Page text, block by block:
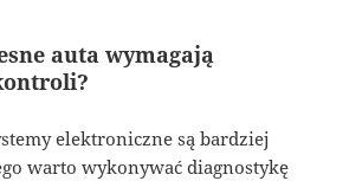
auta wymagają
elektroniczne są bardziej
warto wykonywać diagnostykę